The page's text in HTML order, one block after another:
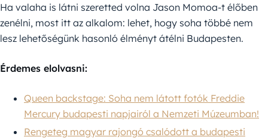
Ha valaha is látni szeretted volna Jason Momoa-t élőben
zenélni, most itt az alkalom: lehet, hogy soha többé nem
lesz lehetőségünk hasonló élményt átélni Budapesten.
Érdemes elolvasni:
Queen backstage: Soha nem látott fotók Freddie
Mercury budapesti napjairól a Nemzeti Múzeumban!
Rengeteg magyar rajongó csalódott a budapesti